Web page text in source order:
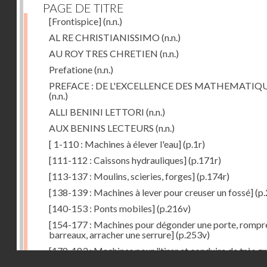
PAGE DE TITRE
[Frontispice](n.n.)
AL RE CHRISTIANISSIMO (n.n.)
AU ROY TRES CHRETIEN (n.n.)
Prefatione(n.n.)
PREFACE : DE L'EXCELLENCE DES
(n.n.)
ALLI BENINI LETTORI (n.n.)
AUX BENINS LECTEURS (n.n.)
[ 1-110 : Machines à élever l'eau](p.1r)
[111-112 : Caissons hydrauliques](p.171r)
[113-137 : Moulins, scieries, forges](p.174r)
[138-139 : Machines à lever pour creuser un fossé]
[140-153 : Ponts mobiles](p.216v)
[154-177 : Machines pour dégonder une porte,
barreaux, arracher une serrure](p.253v)
[178-183 : Machines pour "tirer et conduire de très